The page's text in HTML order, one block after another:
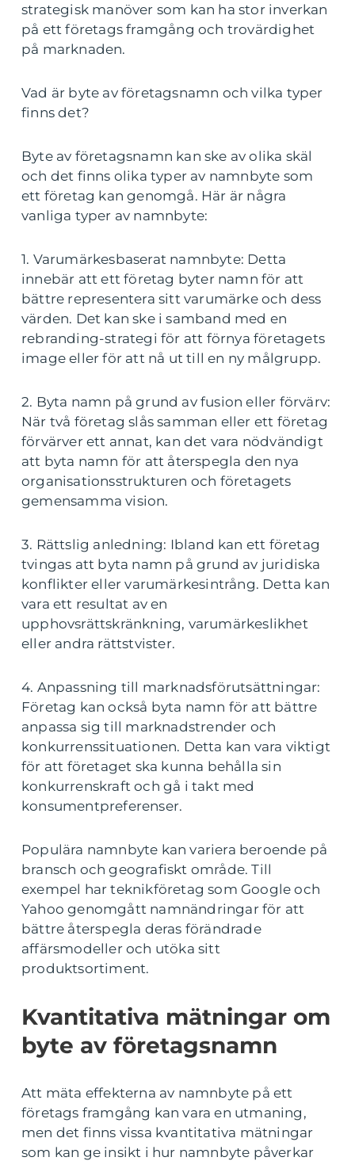
strategisk manöver som kan ha stor inverkan
på ett företags framgång och trovärdighet
på marknaden.
Vad är byte av företagsnamn och vilka typer
finns det?
Byte av företagsnamn kan ske av olika skäl
och det finns olika typer av namnbyte som
ett företag kan genomgå. Här är några
vanliga typer av namnbyte:
1. Varumärkesbaserat namnbyte: Detta
innebär att ett företag byter namn för att
bättre representera sitt varumärke och dess
värden. Det kan ske i samband med en
rebranding-strategi för att förnya företagets
image eller för att nå ut till en ny målgrupp.
2. Byta namn på grund av fusion eller förvärv:
När två företag slås samman eller ett företag
förvärver ett annat, kan det vara nödvändigt
att byta namn för att återspegla den nya
organisationsstrukturen och företagets
gemensamma vision.
3. Rättslig anledning: Ibland kan ett företag
tvingas att byta namn på grund av juridiska
konflikter eller varumärkesintrång. Detta kan
vara ett resultat av en
upphovsrättskränkning, varumärkeslikhet
eller andra rättstvister.
4. Anpassning till marknadsförutsättningar:
Företag kan också byta namn för att bättre
anpassa sig till marknadstrender och
konkurrenssituationen. Detta kan vara viktigt
för att företaget ska kunna behålla sin
konkurrenskraft och gå i takt med
konsumentpreferenser.
Populära namnbyte kan variera beroende på
bransch och geografiskt område. Till
exempel har teknikföretag som Google och
Yahoo genomgått namnändringar för att
bättre återspegla deras förändrade
affärsmodeller och utöka sitt
produktsortiment.
Kvantitativa mätningar om
byte av företagsnamn
Att mäta effekterna av namnbyte på ett
företags framgång kan vara en utmaning,
men det finns vissa kvantitativa mätningar
som kan ge insikt i hur namnbyte påverkar